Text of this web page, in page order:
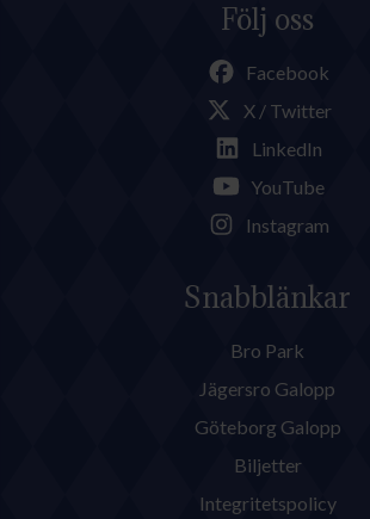
Följ oss
Facebook
X / Twitter
LinkedIn
YouTube
Instagram
Snabblänkar
Bro Park
Jägersro Galopp
Göteborg Galopp
Biljetter
Integritetspolicy